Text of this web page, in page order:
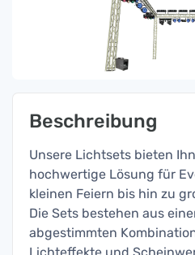
Beschreibung
Unsere Lichtsets bieten
hochwertige Lösung für
kleinen Feiern bis hin zu
Die Sets bestehen aus
abgestimmten